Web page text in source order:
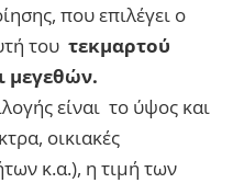
που επιλέγει ο
του τεκμαρτού
μεγεθών.
είναι το ύψος και
οικιακές
κ.α.), η τιμή των